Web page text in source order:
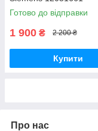
(12041975)
Готово до відправки
1 900 ₴ 2 200 ₴
Купити
Про нас